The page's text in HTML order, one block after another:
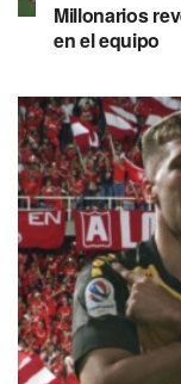
Millonarios
en el equipo